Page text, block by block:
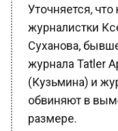
журналистки
Суханова,
журнала Tatler
(Кузьмина) и
обвиняют в
размере.